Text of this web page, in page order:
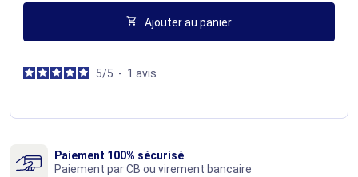
 Ajouter au panier
5/5 - 1 avis
Paiement 100% sécurisé
Paiement par CB ou virement bancaire